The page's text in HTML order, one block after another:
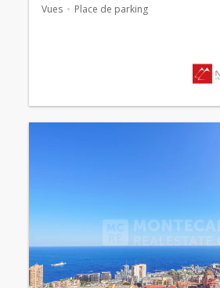
Vues Place de parking